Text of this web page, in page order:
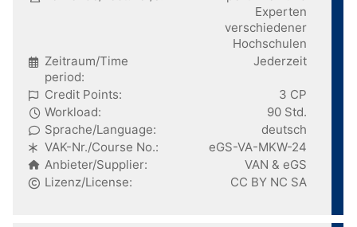
Experten
verschiedener
Hochschulen
Zeitraum/Time
period:
Jederzeit
Credit Points:
3 CP
Workload:
90 Std.
Sprache/Language:
deutsch
VAK-Nr./Course No.:
eGS-VA-MKW-24
Anbieter/Supplier:
VAN & eGS
Lizenz/License:
CC BY NC SA